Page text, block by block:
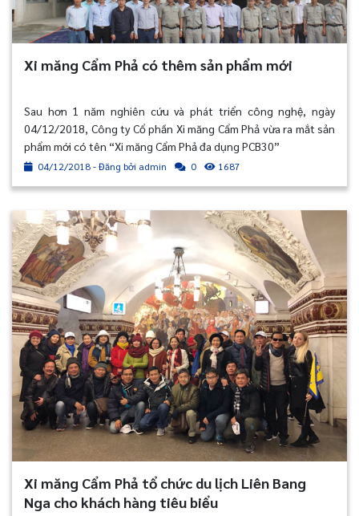
Xi măng Cẩm Phả có thêm sản phẩm mới
Sau hơn 1 năm nghiên cứu và phát triển công nghệ, ngày
04/12/2018, Công ty Cổ phần Xi măng Cẩm Phả vừa ra mắt sản
phẩm mới có tên “Xi măng Cẩm Phả đa dụng PCB30”
04/12/2018 - Đăng bởi admin 0 1687
Xi măng Cẩm Phả tổ chức du lịch Liên Bang
Nga cho khách hàng tiêu biểu